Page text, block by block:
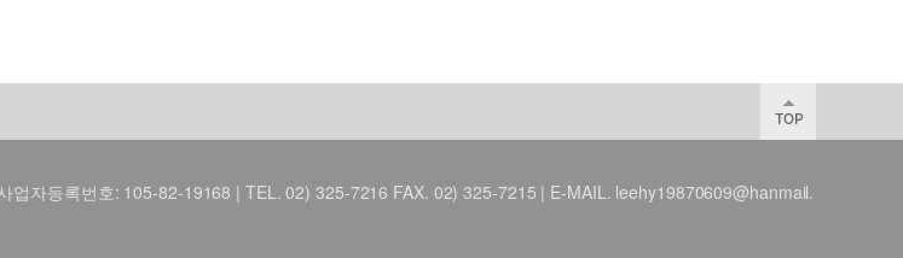
업자등록번호: 105-82-19168 | TEL. 02) 325-7216 FAX. 02) 325-7215 | E-MAIL. leehy19870609@hanmail.